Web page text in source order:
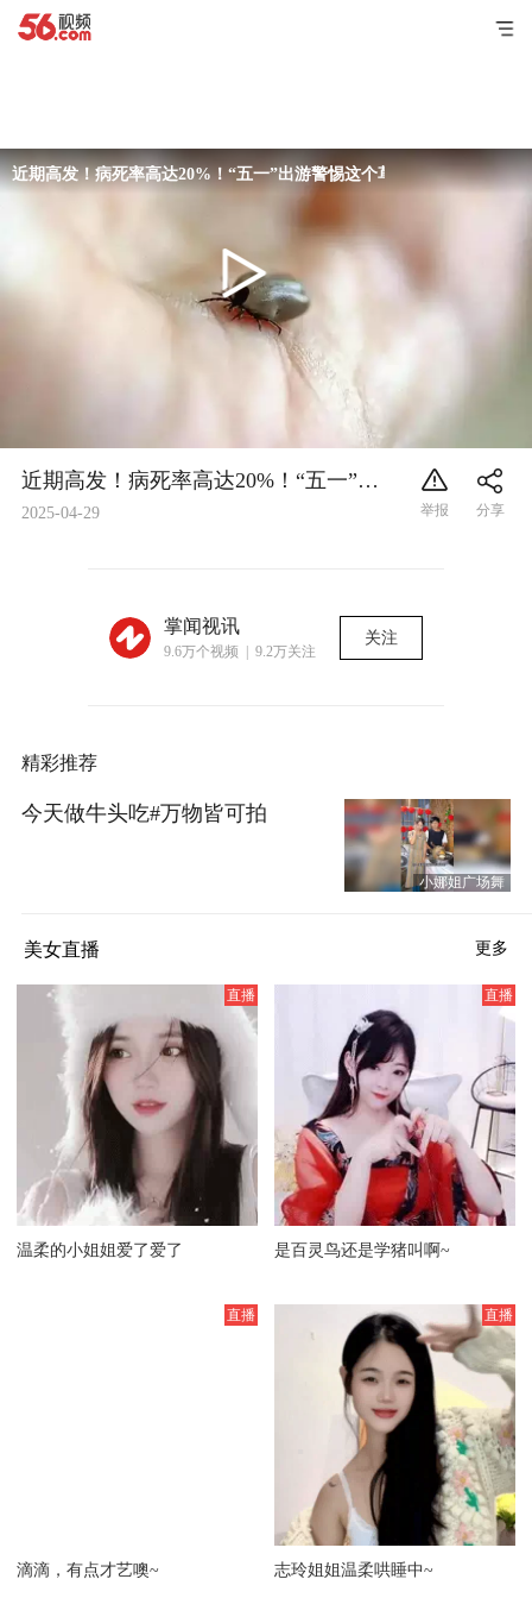
近期高发！病死率高达20%！“五一”出游警惕这个草丛“杀手”
近期高发！病死率高达20%！“五一”出游警惕这个草丛“杀手”
2025-04-29
掌闻视讯
9.6万个视频 | 9.2万关注
关注
精彩推荐
今天做牛头吃#万物皆可拍
小娜姐广场舞
美女直播 更多
温柔的小姐姐爱了爱了 是百灵鸟还是学猪叫啊~
滴滴，有点才艺噢~ 志玲姐姐温柔哄睡中~